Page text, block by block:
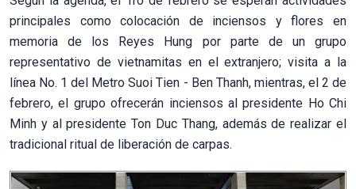
principales como colocación de inciensos y flores en
memoria de los Reyes Hung por parte de un grupo
representativo de vietnamitas en el extranjero; visita a la
línea No. 1 del Metro Suoi Tien - Ben Thanh, mientras, el 2 de
febrero, el grupo ofrecerán inciensos al presidente Ho Chi
Minh y al presidente Ton Duc Thang, además de realizar el
tradicional ritual de liberación de carpas.